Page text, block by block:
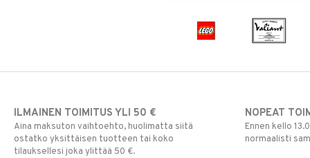
ILMAINEN TOIMITUS YLI 50 €
Aina maksuton vaihtoehto, huolimatta siitä
ostatko yksittäisen tuotteen tai koko
tilauksellesi joka ylittää 50 €.
NOPEAT
Ennen kello
normaalisti